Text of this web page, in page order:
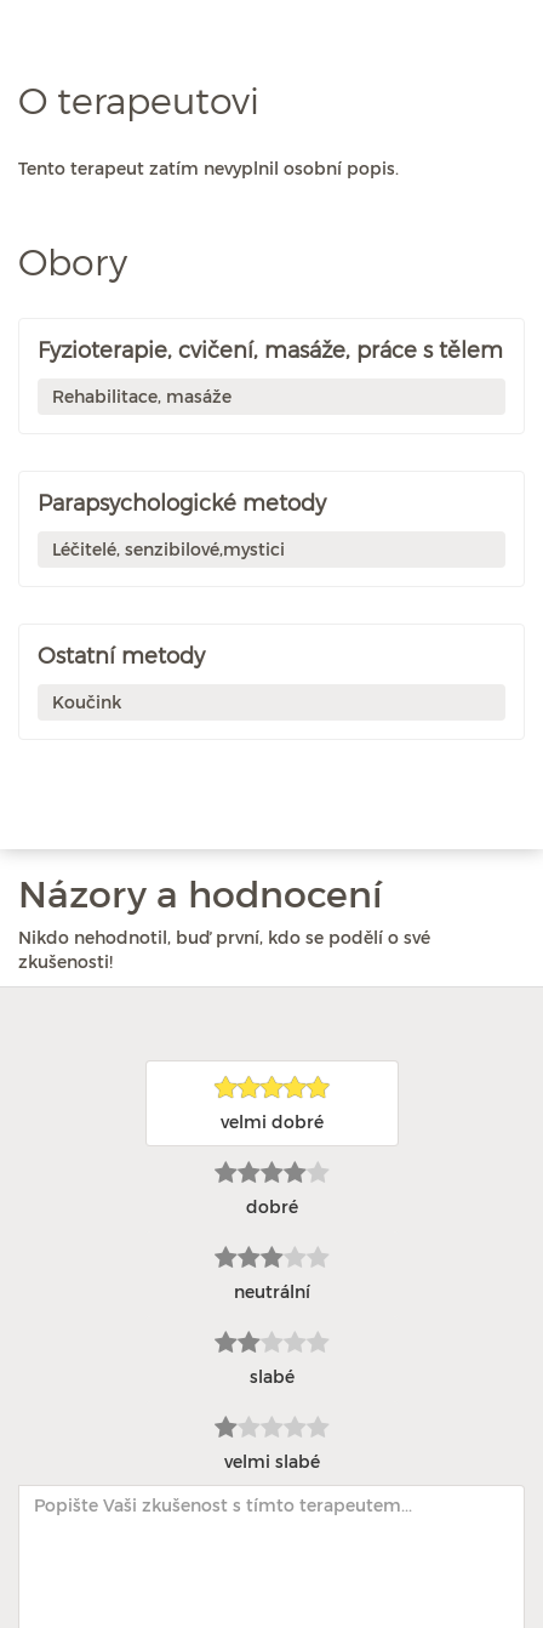
O terapeutovi
Tento terapeut zatím nevyplnil osobní popis.
Obory
Fyzioterapie, cvičení, masáže, práce s tělem
Rehabilitace, masáže
Parapsychologické metody
Léčitelé, senzibilové,mystici
Ostatní metody
Koučink
Názory a hodnocení
Nikdo nehodnotil, buď první, kdo se podělí o své
zkušenosti!
velmi dobré
dobré
neutrální
slabé
velmi slabé